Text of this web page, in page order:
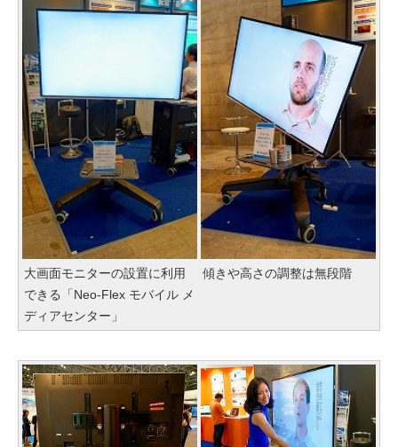
大画面モニターの設置に利用
できる「Neo-Flex モバイル メ
ディアセンター」
傾きや高さの調整は無段階